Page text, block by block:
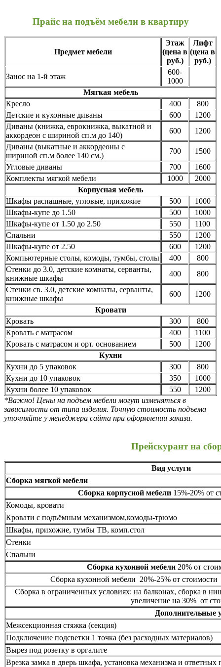
Прайс на подъём мебели в квартиру
Предмет мебели
Этаж
(цена в
руб.)
Лифт
(цена в
руб.)
Занос на 1-й этаж
600-
1000
Мягкая мебель
Кресло
400
800
Детские и кухонные диваны
600
1200
Диваны (книжка, еврокнижка, выкатной и
аккордеон с шириной сп.м до 140)
600
1200
Диваны (выкатные и аккордеоны с
шириной сп.м более 140 см.)
700
1500
Угловые диваны
700
1600
Комплекты мягкой мебели
1000
2000
Корпусная мебель
Шкафы распашные, угловые, прихожие
500
1000
Шкафы-купе до 1.50
500
1000
Шкафы-купе от 1.50 до 2.50
550
1100
Спальни
550
1200
Шкафы-купе от 2.50
600
1200
Компьютерные столы, комоды, тумбы, столы
400
800
Стенки до 3.0, детские комнаты, серванты,
книжные шкафы
400
800
Стенки св. 3.0, детские комнаты, серванты,
книжные шкафы
600
1200
Кровати
Кровать
300
800
Кровать с матрасом
400
1100
Кровать с матрасом и орт. основанием
500
1200
Кухни
Кухни до 5 упаковок
300
800
Кухни до 10 упаковок
350
1000
Кухни более 10 упаковок
550
1200
*Важно! Цены на подъем мебели могут изменяться в
зависимости от типа изделия. Точную стоимость подъема
уточняйте у менеджера сайта при оформлении заказа.
Прейскурант на
Вид услуги
Сборка мягкой мебели
Сборка корпусной мебели15%-20% от
Комоды, кровати
Кровати с подъёмным механизмом,комоды-трюмо
Шкафы, прихожие, тумбы ТВ, комп.стол
Стенки
Спальни
Сборка кухонной мебели20% от
Сборка кухонной мебели 20%-25% от стоимости
Сборка в ограниченных условиях: на балконах, сборка в
увеличение на 30% от
Дополнительные
Межсекционная стяжка (секция)
Подключение подсветки 1 точка (без расходных материалов)
Вырез под розетку в оргалите
Врезка замка в дверь шкафа, установка механизма и ответных